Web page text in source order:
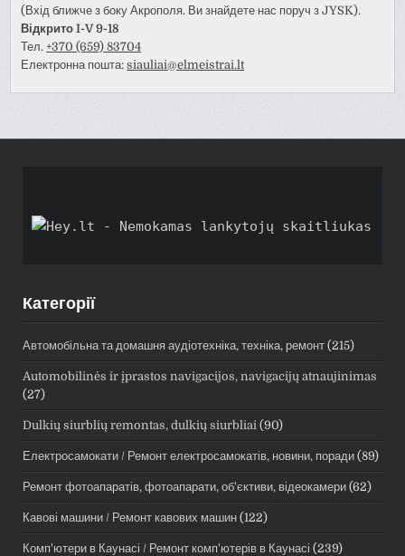
(Вхід ближче з боку Акрополя. Ви знайдете нас поруч з JYSK).
Відкрито I-V 9-18
Тел.+370 (659) 83704
Електронна пошта:siauliai@elmeistrai.lt
Категорії
Автомобільна та домашня аудіотехніка, техніка, ремонт (215)
Automobilinės ir įprastos navigacijos, navigacijų atnaujinimas
(27)
Dulkių siurblių remontas, dulkių siurbliai (90)
Електросамокати / Ремонт електросамокатів, новини, поради (89)
Ремонт фотоапаратів, фотоапарати, об'єктиви, відеокамери (62)
Кавові машини / Ремонт кавових машин (122)
Комп'ютери в Каунасі / Ремонт комп'ютерів в Каунасі (239)